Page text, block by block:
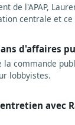
de l'APAP,
centrale et ce
d'affaires
la commande
lobbyistes.
avec